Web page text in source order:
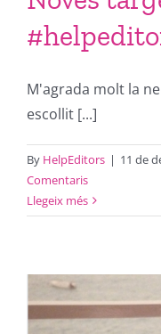
M'agrada molt la
escollit [...]
By HelpEditors | 11 de
Comentaris
Llegeix més